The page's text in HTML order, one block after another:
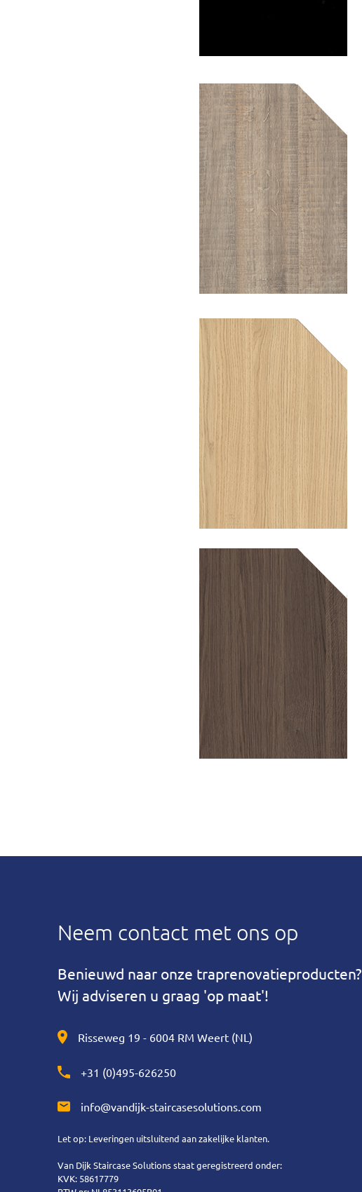
Neem contact met ons op
Benieuwd naar onze traprenovatieproducten?
Wij adviseren u graag 'op maat'!
Risseweg 19 - 6004 RM Weert (NL)
+31 (0)495-626250
info@vandijk-staircasesolutions.com
Let op: Leveringen uitsluitend aan zakelijke klanten.
Van Dijk Staircase Solutions staat geregistreerd onder:
KVK: 58617779